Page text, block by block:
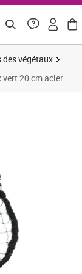
végétaux
vert 20 cm acier